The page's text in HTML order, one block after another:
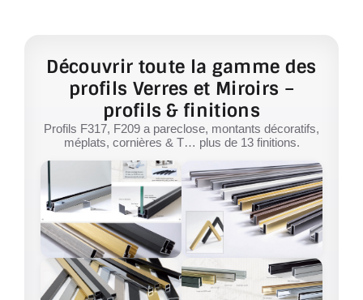
Découvrir toute la gamme des
profils Verres et Miroirs –
profils & finitions
Profils F317, F209 a pareclose, montants décoratifs,
méplats, cornières & T… plus de 13 finitions.